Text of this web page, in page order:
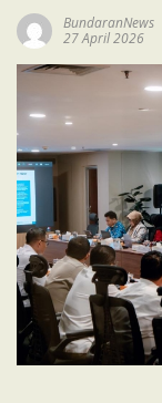
BundaranNews
27 April 2026